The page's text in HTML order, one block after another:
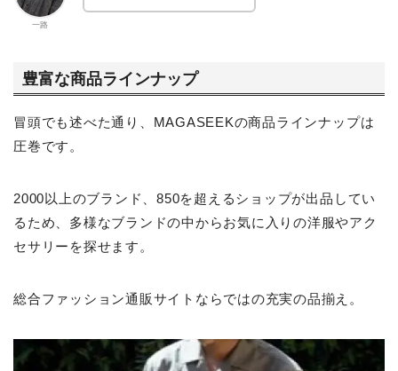
一路
豊富な商品ラインナップ
冒頭でも述べた通り、MAGASEEKの商品ラインナップは
圧巻です。
2000以上のブランド、850を超えるショップが出品してい
るため、多様なブランドの中からお気に入りの洋服やアク
セサリーを探せます。
総合ファッション通販サイトならではの充実の品揃え。